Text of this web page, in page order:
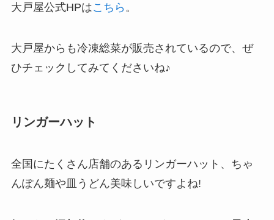
大戸屋公式HPはこちら 。
大戸屋からも冷凍総菜が販売されているので、ぜ
ひチェックしてみてくださいね♪
リンガーハット
全国にたくさん店舗のあるリンガーハット、ちゃ
んぽん麺や皿うどん美味しいですよね!